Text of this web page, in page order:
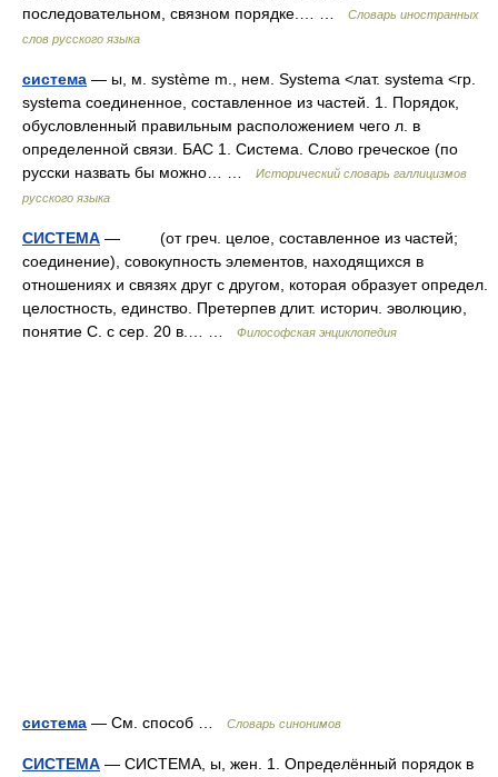
последовательном, связном порядке.… …
Словарь иностранных
слов русского языка
система — ы, м. système m., нем. Systema <лат. systema <гр.
systema соединенное, составленное из частей. 1. Порядок,
обусловленный правильным расположением чего л. в
определенной связи. БАС 1. Система. Слово греческое (по
русски назвать бы можно… …
Исторический словарь галлицизмов
русского языка
СИСТЕМА — (от греч. целое, составленное из частей;
соединение), совокупность элементов, находящихся в
отношениях и связях друг с другом, которая образует определ.
целостность, единство. Претерпев длит. историч. эволюцию,
понятие С. с сер. 20 в.… …
Философская энциклопедия
система — См. способ … Словарь синонимов
СИСТЕМА — СИСТЕМА, ы, жен. 1. Определённый порядок в